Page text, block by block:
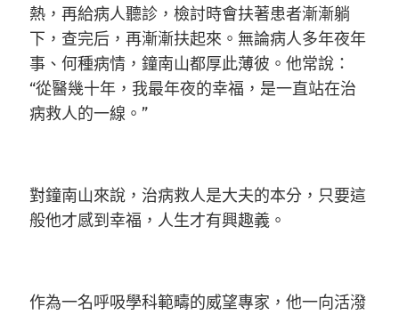
熱，再給病人聽診，檢討時會扶著患者漸漸躺
下，查完后，再漸漸扶起來。無論病人多年夜年
事、何種病情，鐘南山都厚此薄彼。他常說：
“從醫幾十年，我最年夜的幸福，是一直站在治
病救人的一線。”
對鐘南山來說，治病救人是大夫的本分，只要這
般他才感到幸福，人生才有興趣義。
作為一名呼吸學科範疇的威望專家，他一向活潑